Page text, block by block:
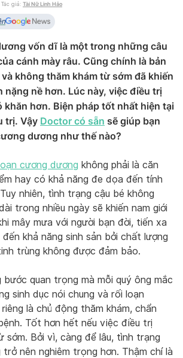
Tác giả: Tài Nữ Linh Hảo
vốn dĩ là một trong những câu
cánh mày râu. Cũng chính là bản
không thăm khám từ sớm đã khiến
nặng nề hơn. Lúc này, việc điều trị
khăn hơn. Biện pháp tốt nhất hiện tại
trị. Vậy Doctor có sẵn sẽ giúp bạn
dương như thế nào?
cương dương không phải là căn
hay có khả năng đe dọa đến tính
nhiên, tình trạng cậu bé không
trong nhiều ngày sẽ khiến nam giới
mây mưa với người bạn đời, tiến xa
khả năng sinh sản bởi chất lượng
trùng không được đảm bảo.
quan trọng mà mỗi quý ông mắc
sinh dục nói chung và rối loạn
là chủ động thăm khám, chẩn
Tốt hơn hết nếu việc điều trị
sớm. Bởi vì, càng để lâu, tình trạng
nên nghiêm trọng hơn. Thậm chí là